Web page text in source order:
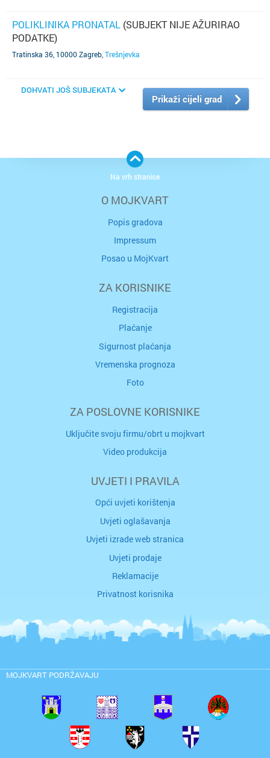
POLIKLINIKA PRONATAL (SUBJEKT NIJE AŽURIRAO
PODATKE)
Tratinska 36, 10000 Zagreb Trešnjevka
DOHVATI JOŠ SUBJEKATA
Prikaži cijeli grad
O MOJKVART
Popis gradova
Impressum
Posao u MojKvart
ZA KORISNIKE
Registracija
Plaćanje
Sigurnost plaćanja
Vremenska prognoza
Foto
ZA POSLOVNE KORISNIKE
Uključite svoju firmu/obrt u mojkvart
Video produkcija
UVJETI I PRAVILA
Opći uvjeti korištenja
Uvjeti oglašavanja
Uvjeti izrade web stranica
Uvjeti prodaje
Reklamacije
Privatnost korisnika
MOJKVART PODRŽAVAJU
Na vrh stranice